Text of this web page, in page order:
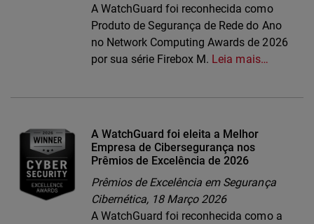
A WatchGuard foi reconhecida como
Produto de Segurança de Rede do Ano
no Network Computing Awards de 2026
por sua série Firebox M. Leia mais…
A WatchGuard foi eleita a Melhor
Empresa de Cibersegurança nos
Prêmios de Excelência de 2026
Prêmios de Excelência em Segurança
Cibernética, 18 Março 2026
A WatchGuard foi reconhecida como a